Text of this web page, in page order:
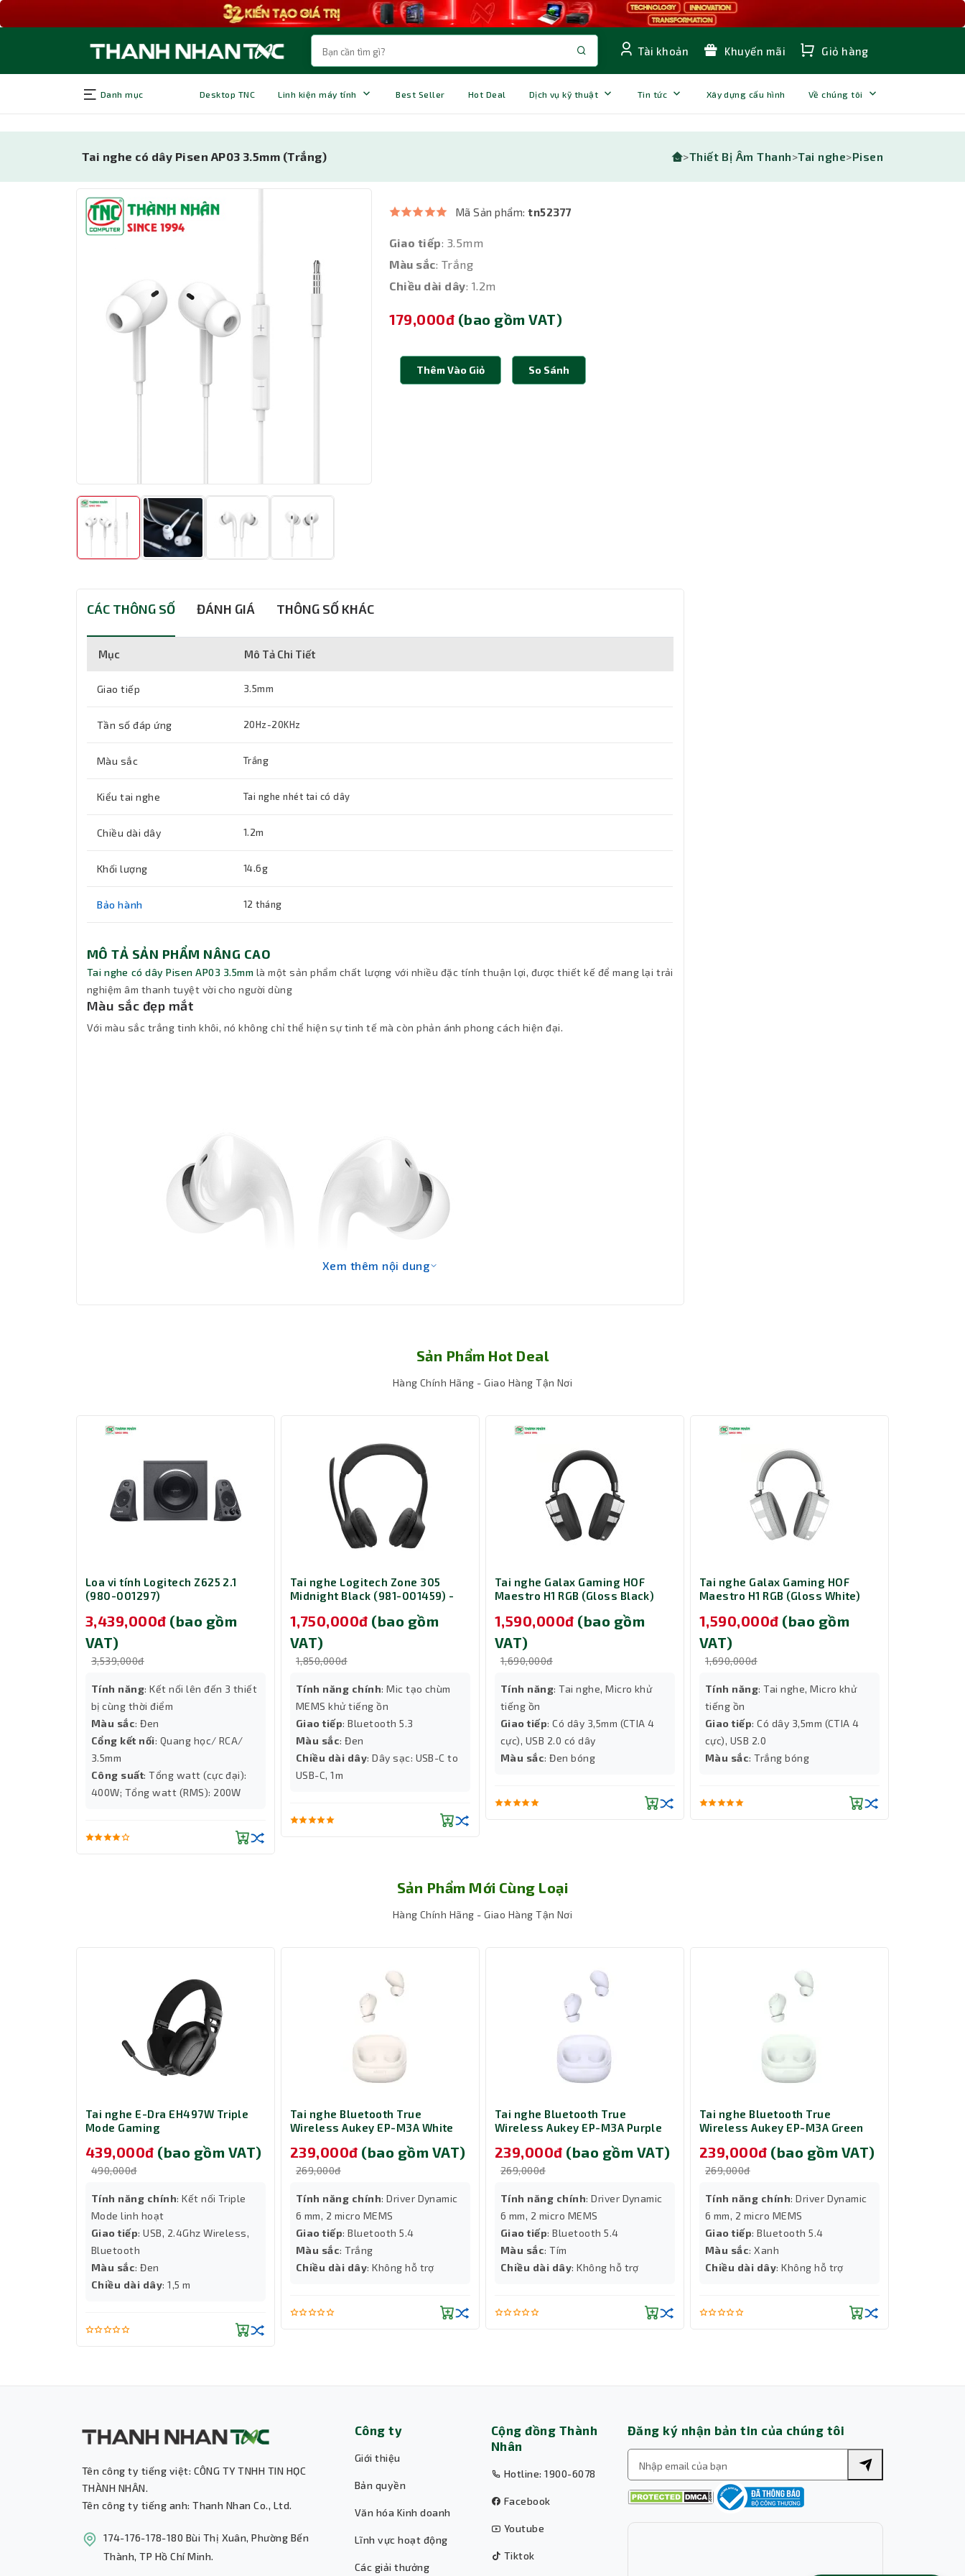
Tài khoản Khuyến mãi Giỏ hàng
Danh mục Desktop TNC Linh kiện máy tính Best Seller Hot Deal Dịch vụ kỹ thuật Tin tức Xây dựng cấu hình Về chúng tôi
Tai nghe có dây Pisen AP03 3.5mm (Trắng) >Thiết Bị Âm Thanh>Tai nghe>Pisen
Mã Sản phẩm:tn52377
Giao tiếp: 3.5mm
Màu sắc: Trắng
Chiều dài dây: 1.2m
179,000đ (bao gồm VAT)
Thêm Vào Giỏ So Sánh
CÁC THÔNG SỐ ĐÁNH GIÁ THÔNG SỐ KHÁC
Mục Mô Tả Chi Tiết
Giao tiếp 3.5mm
Tần số đáp ứng 20Hz-20KHz
Màu sắc Trắng
Kiểu tai nghe Tai nghe nhét tai có dây
Chiều dài dây 1.2m
Khối lượng 14.6g
Bảo hành 12 tháng
MÔ TẢ SẢN PHẨM NÂNG CAO
Tai nghe có dây Pisen AP03 3.5mm là một sản phẩm chất lượng với nhiều đặc tính thuận lợi, được thiết kế để mang lại trải
nghiệm âm thanh tuyệt vời cho người dùng
Màu sắc đẹp mắt
Với màu sắc trắng tinh khôi, nó không chỉ thể hiện sự tinh tế mà còn phản ánh phong cách hiện đại.
Giao tiếp thông dụng
Giao tiếp 3.5mm làm cho tai nghe có dây này tương thích với hầu hết các thiết bị âm thanh, từ điện thoại di động đến máy
tính và các thiết bị khác. Tần số đáp ứng rộng từ 20Hz đến 20KHz giúp tái tạo âm thanh với độ chi tiết cao, từ những giai
nhét tai có dây, Pisen AP03 không chỉ giúp cách âm tốt mà còn tạo cảm giác thoải mái khi đeo trong thời
Tai nghe Pisen AP03 3.5mm là một lựa chọn xuất sắc cho những người đam mê âm nhạc và đang tìm kiếm một sản phẩm
đáng giá với chất lượng âm thanh đỉnh cao.
Xem thêm nội dung
Sản Phẩm Hot Deal
Hàng Chính Hãng - Giao Hàng Tận Nơi
Loa vi tính Logitech Z625 2.1
(980-001297)
3,439,000đ (bao gồm
VAT)
3,539,000đ
Tính năng: Kết nối lên đến 3 thiết
bị cùng thời điểm
Màu sắc: Đen
Cổng kết nối: Quang học/ RCA/
3.5mm
Công suất: Tổng watt (cực đại):
400W; Tổng watt (RMS): 200W
Tai nghe Logitech Zone 305
Midnight Black (981-001459) -
1,750,000đ (bao gồm
VAT)
1,850,000đ
Tính năng chính: Mic tạo chùm
MEMS khử tiếng ồn
Giao tiếp: Bluetooth 5.3
Màu sắc: Đen
Chiều dài dây: Dây sạc: USB-C to
USB-C, 1m
Tai nghe Galax Gaming HOF
Maestro H1 RGB (Gloss Black)
1,590,000đ (bao gồm
VAT)
1,690,000đ
Tính năng: Tai nghe, Micro khử
tiếng ồn
Giao tiếp: Có dây 3,5mm (CTIA 4
cực), USB 2.0 có dây
Màu sắc: Đen bóng
Tai nghe Galax Gaming HOF
Maestro H1 RGB (Gloss White)
1,590,000đ (bao gồm
VAT)
1,690,000đ
Tính năng: Tai nghe, Micro khử
tiếng ồn
Giao tiếp: Có dây 3,5mm (CTIA 4
cực), USB 2.0
Màu sắc: Trắng bóng
Sản Phẩm Mới Cùng Loại
Hàng Chính Hãng - Giao Hàng Tận Nơi
Tai nghe E-Dra EH497W Triple
Mode Gaming
439,000đ (bao gồm VAT)
490,000đ
Tính năng chính: Kết nối Triple
Mode linh hoạt
Giao tiếp: USB, 2.4Ghz Wireless,
Bluetooth
Màu sắc: Đen
Chiều dài dây: 1,5 m
Tai nghe Bluetooth True
Wireless Aukey EP-M3A White
239,000đ (bao gồm VAT)
269,000đ
Tính năng chính: Driver Dynamic
6 mm, 2 micro MEMS
Giao tiếp: Bluetooth 5.4
Màu sắc: Trắng
Chiều dài dây: Không hỗ trợ
Tai nghe Bluetooth True
Wireless Aukey EP-M3A Purple
239,000đ (bao gồm VAT)
269,000đ
Tính năng chính: Driver Dynamic
6 mm, 2 micro MEMS
Giao tiếp: Bluetooth 5.4
Màu sắc: Tím
Chiều dài dây: Không hỗ trợ
Tai nghe Bluetooth True
Wireless Aukey EP-M3A Green
239,000đ (bao gồm VAT)
269,000đ
Tính năng chính: Driver Dynamic
6 mm, 2 micro MEMS
Giao tiếp: Bluetooth 5.4
Màu sắc: Xanh
Chiều dài dây: Không hỗ trợ
Tên công ty tiếng việt: CÔNG TY TNHH TIN HỌC
THÀNH NHÂN.
Tên công ty tiếng anh: Thanh Nhan Co., Ltd.
174-176-178-180 Bùi Thị Xuân, Phường Bến
Thành, TP Hồ Chí Minh.
Công ty
Giới thiệu
Bản quyền
Văn hóa Kinh doanh
Lĩnh vực hoạt động
Các giải thưởng
Cộng đồng Thành
Nhân
Hotline: 1900-6078
Facebook
Youtube
Tiktok
Đăng ký nhận bản tin của chúng tôi
Thành Nhân TNC